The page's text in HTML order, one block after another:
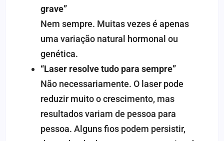
grave”
Nem sempre. Muitas vezes é apenas
uma variação natural hormonal ou
genética.
“Laser resolve tudo para sempre”
Não necessariamente. O laser pode
reduzir muito o crescimento, mas
resultados variam de pessoa para
pessoa. Alguns fios podem persistir,